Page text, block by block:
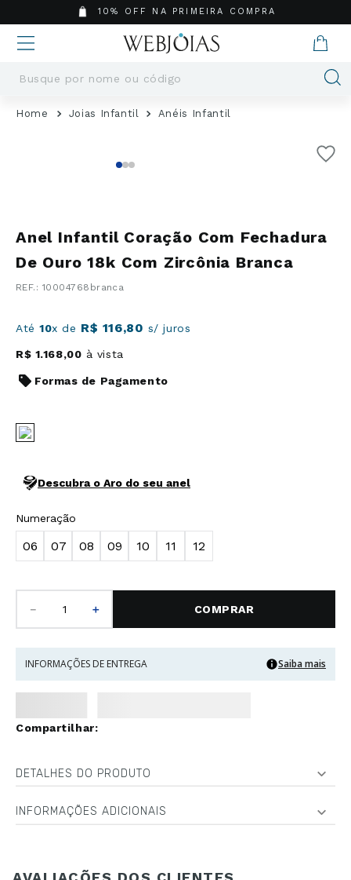
10% OFF NA PRIMEIRA COMPRA
Busque por nome ou código
Joias Infantil Anéis Infantil
Anel Infantil Coração Com Fechadura
De Ouro 18k Com Zircônia Branca
: 10004768branca
Até10x de R$ 116,80 s/ juros
R$ 1.168,00 à vista
Formas de Pagamento
Descubra o Aro do seu anel
Numeração
06 07 08 09 10 11 12
＋
－ COMPRAR
INFORMAÇÕES DE ENTREGA Saiba mais
DETALHES DO PRODUTO
INFORMAÇÕES ADICIONAIS
Termos mais buscados
6º
Argola
7º
Casamento
8º
Corrente
10
Moissanite